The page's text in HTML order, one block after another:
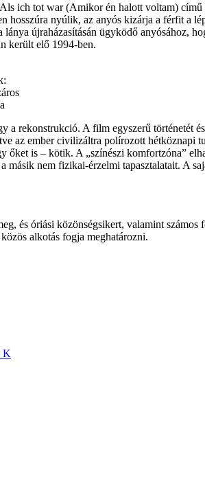
ich tot war (Amikor én halott voltam)
nyúlik, az anyós kizárja a férfit a
újraházasításán ügyködő anyósához,
került elő 1994-ben.
rekonstrukció. A film egyszerű történetét
az ember civilizáltra polírozott hétköznapi
is – kötik. A „színészi komfortzóna”
nem fizikai-érzelmi tapasztalatait. A
és óriási közönségsikert, valamint
alkotás fogja meghatározni.
K